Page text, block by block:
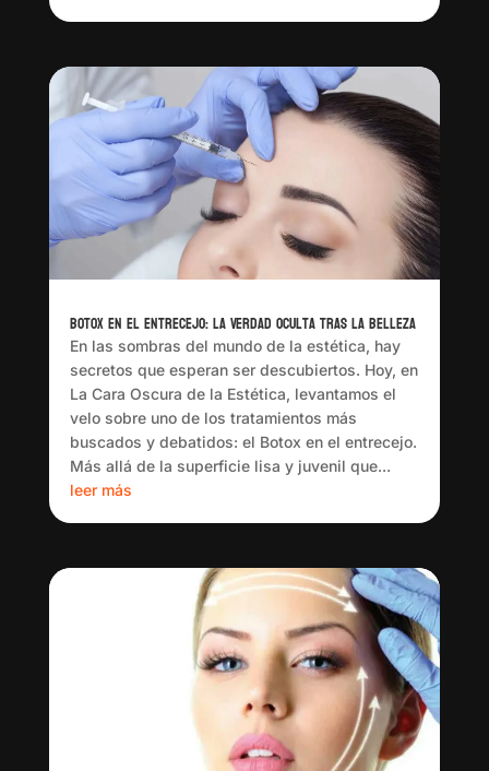
Botox en el Entrecejo: La Verdad Oculta Tras la Belleza
En las sombras del mundo de la estética, hay
secretos que esperan ser descubiertos. Hoy, en
La Cara Oscura de la Estética, levantamos el
velo sobre uno de los tratamientos más
buscados y debatidos: el Botox en el entrecejo.
Más allá de la superficie lisa y juvenil que...
leer más